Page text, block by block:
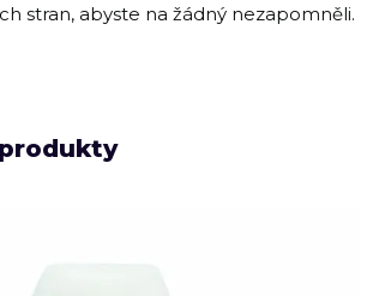
stran, abyste na žádný nezapomněli.